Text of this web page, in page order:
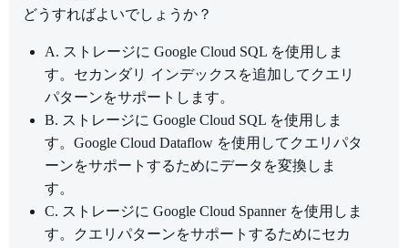
どうすればよいでしょうか？
A. ストレージに Google Cloud SQL を使用しま
す。セカンダリ インデックスを追加してクエリ
パターンをサポートします。
B. ストレージに Google Cloud SQL を使用しま
す。Google Cloud Dataflow を使用してクエリパタ
ーンをサポートするためにデータを変換しま
す。
C. ストレージに Google Cloud Spanner を使用しま
す。クエリパターンをサポートするためにセカ